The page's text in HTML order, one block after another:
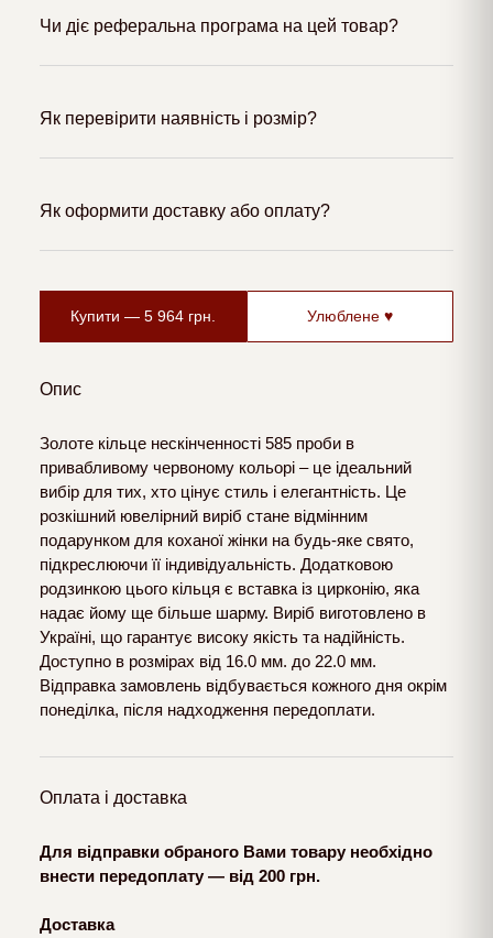
Чи діє реферальна програма на цей товар?
Як перевірити наявність і розмір?
Як оформити доставку або оплату?
Купити — 5 964 грн. Улюблене ♥
Опис
Золоте кільце нескінченності 585 проби в
привабливому червоному кольорі – це ідеальний
вибір для тих, хто цінує стиль і елегантність. Це
розкішний ювелірний виріб стане відмінним
подарунком для коханої жінки на будь-яке свято,
підкреслюючи її індивідуальність. Додатковою
родзинкою цього кільця є вставка із цирконію, яка
надає йому ще більше шарму. Виріб виготовлено в
Україні, що гарантує високу якість та надійність.
Доступно в розмірах від 16.0 мм. до 22.0 мм.
Відправка замовлень відбувається кожного дня окрім
понеділка, після надходження передоплати.
Оплата і доставка
Для відправки обраного Вами товару необхідно
внести передоплату — від 200 грн.
Доставка